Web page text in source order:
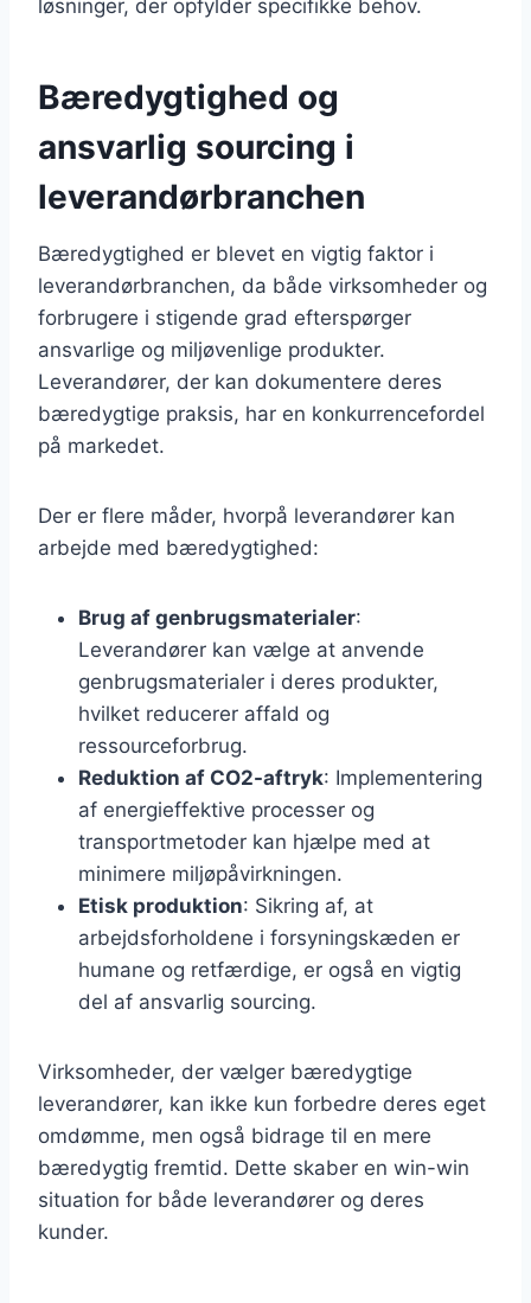
løsninger, der opfylder specifikke behov.
Bæredygtighed og
ansvarlig sourcing i
leverandørbranchen
Bæredygtighed er blevet en vigtig faktor i
leverandørbranchen, da både virksomheder og
forbrugere i stigende grad efterspørger
ansvarlige og miljøvenlige produkter.
Leverandører, der kan dokumentere deres
bæredygtige praksis, har en konkurrencefordel
på markedet.
Der er flere måder, hvorpå leverandører kan
arbejde med bæredygtighed:
Brug af genbrugsmaterialer:
Leverandører kan vælge at anvende
genbrugsmaterialer i deres produkter,
hvilket reducerer affald og
ressourceforbrug.
Reduktion af CO2-aftryk: Implementering
af energieffektive processer og
transportmetoder kan hjælpe med at
minimere miljøpåvirkningen.
Etisk produktion: Sikring af, at
arbejdsforholdene i forsyningskæden er
humane og retfærdige, er også en vigtig
del af ansvarlig sourcing.
Virksomheder, der vælger bæredygtige
leverandører, kan ikke kun forbedre deres eget
omdømme, men også bidrage til en mere
bæredygtig fremtid. Dette skaber en win-win
situation for både leverandører og deres
kunder.